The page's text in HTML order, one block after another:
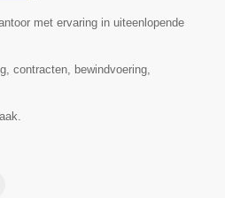
met ervaring in uiteenlopende
contracten, bewindvoering,